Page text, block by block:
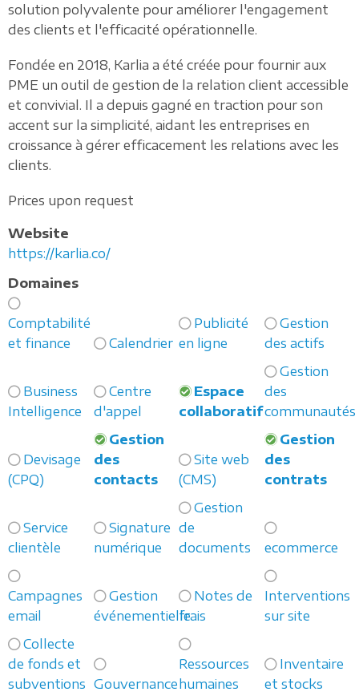
solution polyvalente pour améliorer l'engagement
des clients et l'efficacité opérationnelle.
Fondée en 2018, Karlia a été créée pour fournir aux
PME un outil de gestion de la relation client accessible
et convivial. Il a depuis gagné en traction pour son
accent sur la simplicité, aidant les entreprises en
croissance à gérer efficacement les relations avec les
clients.
Prices upon request
Website
https://karlia.co/
Domaines
Comptabilité
et finance
Calendrier
Publicité
en ligne
Gestion
des actifs
Business
Intelligence
Centre
d'appel
Espace
collaboratif
Gestion
des
communautés
Devisage
(CPQ)
Gestion
des
contacts
Site web
(CMS)
Gestion
des
contrats
Service
clientèle
Signature
numérique
Gestion
de
documents
ecommerce
Campagnes
email
Gestion
événementielle
Notes de
frais
Interventions
sur site
Collecte
de fonds et
subventions Gouvernance
Ressources
humaines
Inventaire
et stocks